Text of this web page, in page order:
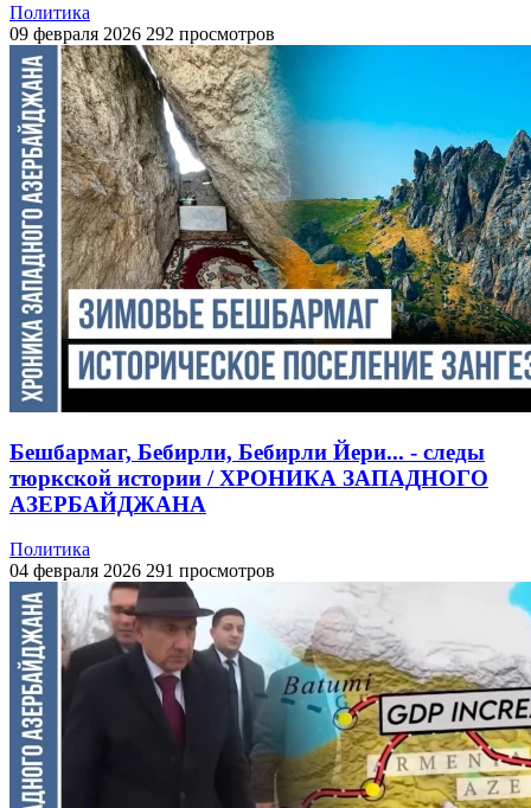
Политика
09 февраля 2026 292 просмотров
Бешбармаг, Бебирли, Бебирли Йери... - следы
тюркской истории / ХРОНИКА ЗАПАДНОГО
АЗЕРБАЙДЖАНА
Политика
04 февраля 2026 291 просмотров